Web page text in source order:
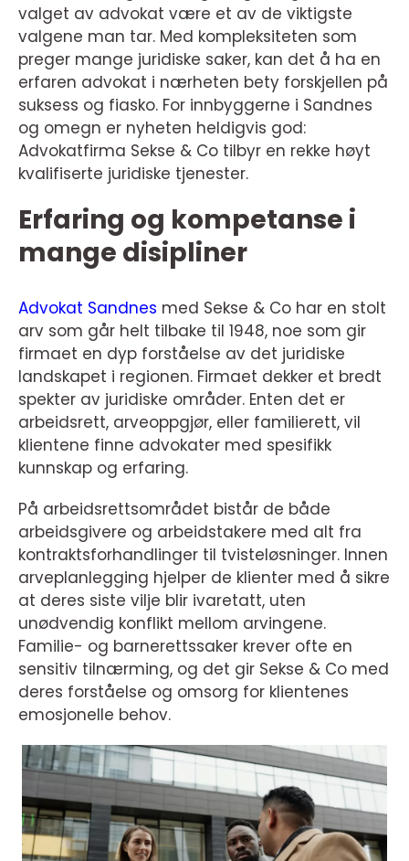
valget av advokat være et av de viktigste
valgene man tar. Med kompleksiteten som
preger mange juridiske saker, kan det å ha en
erfaren advokat i nærheten bety forskjellen på
suksess og fiasko. For innbyggerne i Sandnes
og omegn er nyheten heldigvis god:
Advokatfirma Sekse & Co tilbyr en rekke høyt
kvalifiserte juridiske tjenester.
Erfaring og kompetanse i
mange disipliner
Advokat Sandnes med Sekse & Co har en stolt
arv som går helt tilbake til 1948, noe som gir
firmaet en dyp forståelse av det juridiske
landskapet i regionen. Firmaet dekker et bredt
spekter av juridiske områder. Enten det er
arbeidsrett, arveoppgjør, eller familierett, vil
klientene finne advokater med spesifikk
kunnskap og erfaring.
På arbeidsrettsområdet bistår de både
arbeidsgivere og arbeidstakere med alt fra
kontraktsforhandlinger til tvisteløsninger. Innen
arveplanlegging hjelper de klienter med å sikre
at deres siste vilje blir ivaretatt, uten
unødvendig konflikt mellom arvingene.
Familie- og barnerettssaker krever ofte en
sensitiv tilnærming, og det gir Sekse & Co med
deres forståelse og omsorg for klientenes
emosjonelle behov.